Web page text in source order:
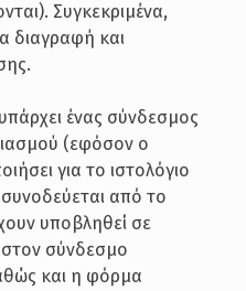
Συγκεκριμένα,
διαγραφή και
ένας σύνδεσμος
(εφόσον ο
για το ιστολόγιο
από το
υποβληθεί σε
σύνδεσμο
και η φόρμα